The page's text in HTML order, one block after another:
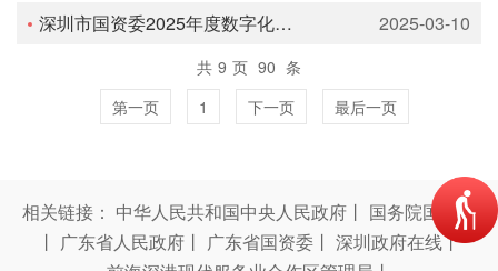
深圳市国资委2025年度数字化运营保障服务采购公告 2025-03-10
共 9 页 90 条
第一页
1 下一页 最后一页
相关链接： 中华人民共和国中央人民政府 丨 国务院国资委
丨 广东省人民政府 丨 广东省国资委 丨 深圳政府在线丨